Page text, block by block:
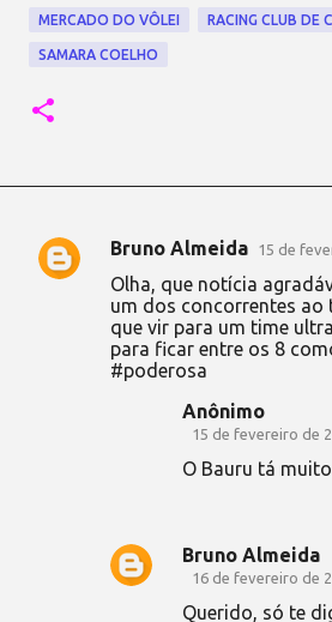
MERCADO DO VÔLEI RACING CLUB DE
SAMARA COELHO
C
Bruno Almeida 15 de
Olha, que notícia
um dos concorrentes ao
que vir para um time
para ficar entre os 8
#poderosa
Anônimo
15 de fevereiro de
O Bauru tá
Bruno Almeida
16 de fevereiro de
Querido, só te